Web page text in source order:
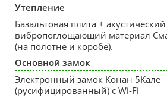
Утепление
Базальтовая плита + акустический
вибропоглощающий материал
(на полотне и коробе).
Основной замок
Электронный замок Конан 5Кале
(русифицированный) с Wi-Fi